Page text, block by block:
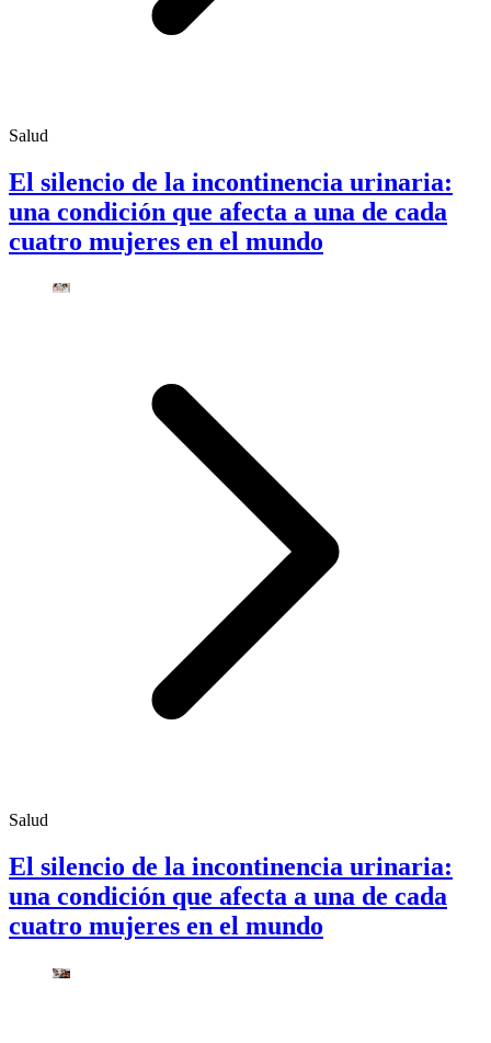
Salud
El silencio de la incontinencia urinaria:
una condición que afecta a una de cada
cuatro mujeres en el mundo
Salud
El silencio de la incontinencia urinaria:
una condición que afecta a una de cada
cuatro mujeres en el mundo